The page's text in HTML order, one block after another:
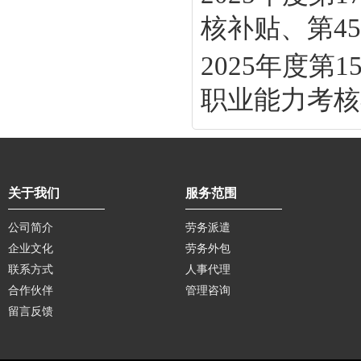
核补贴、第
2025年度第
职业能力考
关于我们
公司简介
企业文化
联系方式
合作伙伴
留言反馈
服务范围
劳务派遣
劳务外包
人事代理
管理咨询